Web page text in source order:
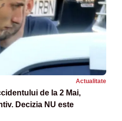
Actualitate
de la 2 Mai,
Decizia NU este